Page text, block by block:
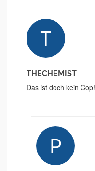
THECHEMIST
Das ist doch kein Cop!